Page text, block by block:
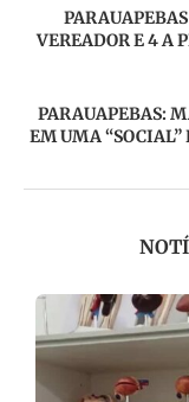
VEREADOR E 4 A
PARAUAPEBAS:
EM UMA “SOCIAL”